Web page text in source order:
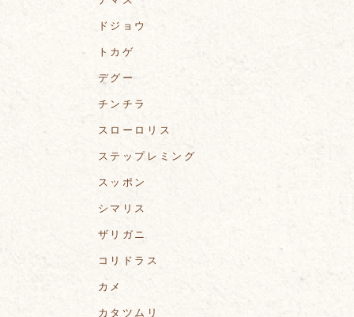
ドジョウ
トカゲ
デグー
チンチラ
スローロリス
ステップレミング
スッポン
シマリス
ザリガニ
コリドラス
カメ
カタツムリ